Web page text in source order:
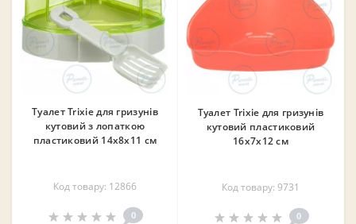
Туалет Trixie для гризунів
кутовий з лопаткою
пластиковий 14x8x11 см
Код товару: 12866
0
Туалет Trixie для гризунів
кутовий пластиковий
16x7x12 см
Код товару: 9731
0